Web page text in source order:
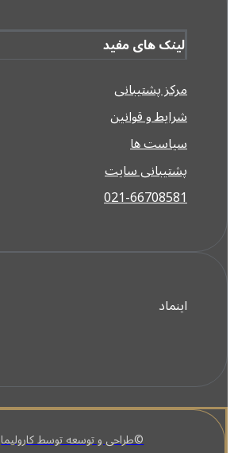
لینک های مفید
مرکز پشتیبانی
شرایط و قوانین
سیاست ها
پشتیبانی سایت
021-66708581
اینماد
©طراحی و توسعه توسط کارولیما